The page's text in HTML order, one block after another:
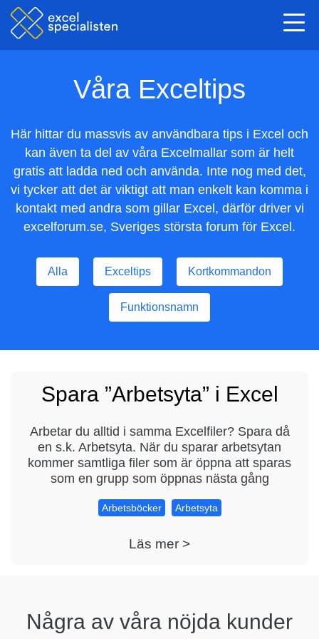
Våra Exceltips
Här hittar du massvis av användbara tips i Excel och
kan även ta del av våra Excelmallar som är helt
gratis att ladda ned och använda. Inte nog med det,
vi tycker att det är viktigt att man enkelt kan komma i
kontakt med andra som gillar Excel, därför driver vi
excelforum.se, Sveriges största forum för Excel.
Alla Exceltips Kortkommandon
Funktionsnamn
Spara ”Arbetsyta” i Excel
Arbetar du alltid i samma Excelfiler? Spara då
en s.k. Arbetsyta. När du sparar arbetsytan
kommer samtliga filer som är öppna att sparas
som en grupp som öppnas nästa gång
Arbetsböcker Arbetsyta
Läs mer >
Några av våra nöjda kunder